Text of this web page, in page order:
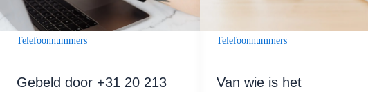
Telefoonnummers
Gebeld door +31 20 213
Telefoonnummers
Van wie is het